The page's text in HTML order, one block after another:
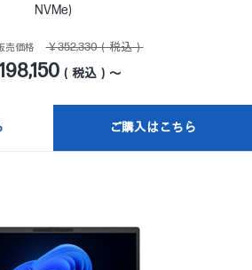
NVMe)
売価格 ￥352,330（税込）
（税込）～
ご購入はこちら